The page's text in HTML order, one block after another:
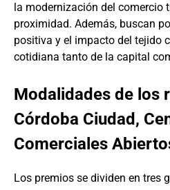
la modernización del comercio
proximidad. Además, buscan
positiva y el impacto del tejido
cotidiana tanto de la capital
Modalidades de los
Córdoba Ciudad,
Comerciales
Los premios se dividen en tres